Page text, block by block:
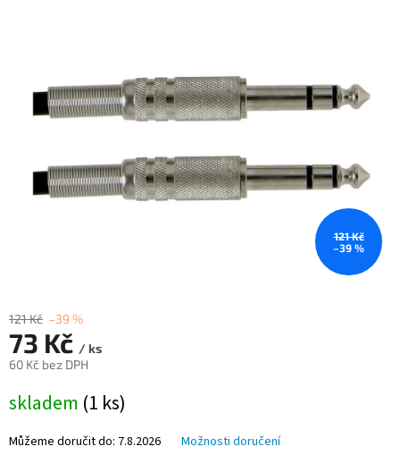
hvězdiček.
121 Kč
–39 %
121 Kč –39 %
73 Kč / ks
60 Kč bez DPH
cena:
skladem (1 ks)
Můžeme doručit do: 7.8.2026 Možnosti doručení